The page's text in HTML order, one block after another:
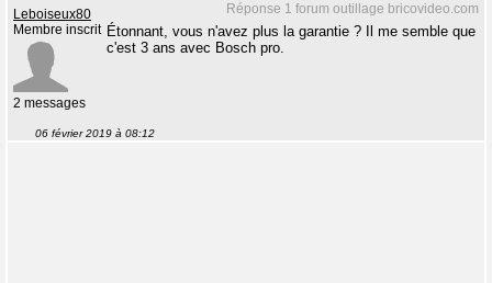
Réponse 1 forum outillage bricovideo.com
Leboiseux80
Membre inscrit
2 messages
Étonnant, vous n'avez plus la garantie ? Il me semble que
c'est 3 ans avec Bosch pro.
06 février 2019 à 08:12